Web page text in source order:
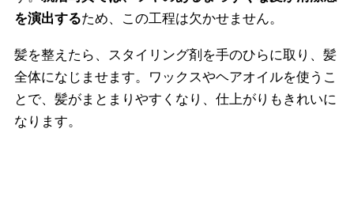
を演出するため、この工程は欠かせません。
髪を整えたら、スタイリング剤を手のひらに取り、髪
全体になじませます。ワックスやヘアオイルを使うこ
とで、髪がまとまりやすくなり、仕上がりもきれいに
なります。